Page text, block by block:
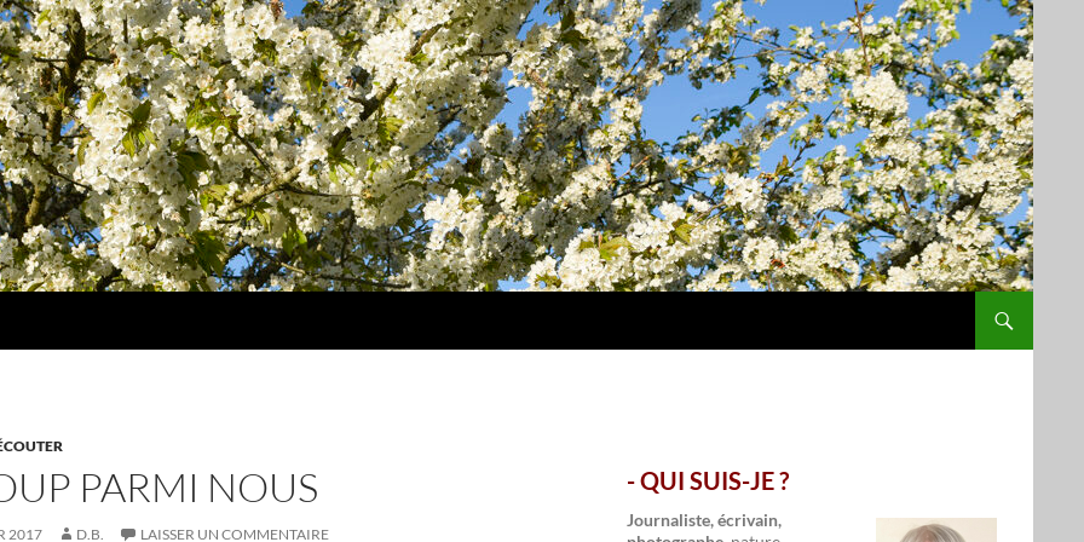
PARMI NOUS
2017 D.B. LAISSER UN COMMENTAIRE
- QUI SUIS-JE ?
Journaliste, écrivain,